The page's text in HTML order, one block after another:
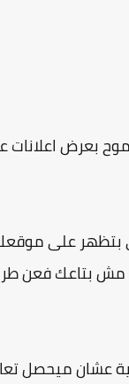
بعرض
بتظهر على
مش بتاعك فعن
عشان ميحصل